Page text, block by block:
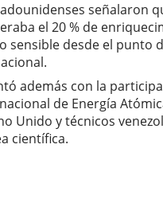
señalaron
el 20 % de
sensible desde el punto
además con la
de Energía
Unido y técnicos
científica.